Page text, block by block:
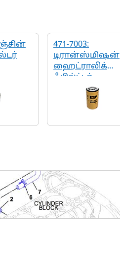
471-7003:
டிரான்ஸ்மிஷன்
ஹைட்ராலிக்
ஃபில்ட்டர்